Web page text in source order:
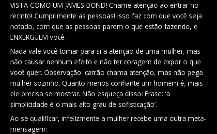
VISTA COMO UM JAMES BOND! Chame atenção ao entrar no
recinto! Cumprimente as pessoas! Isso faz com que você seja
notado, com que as pessoas parem o que estão fazendo, e
ENXERGUEM você.
Nada vale você tomar para si a atenção de uma mulher, mas
não causar nenhum efeito e não ter coragem de expor o que
você quer. Observação: carrão chama atenção, mas não pega
mulher sozinho. Quanto menos confiante um homem é, mais
ele precisa se mostrar. Não esqueça disso! Frase: ‘a
simplicidade é o mais alto grau de sofisticação’.
Ao se qualificar, infelizmente a mulher recebe uma outra meta-
mensagem: